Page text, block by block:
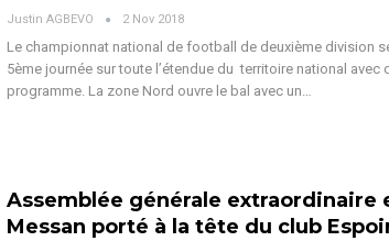
Justin AGBEVO 2 Nov 2018
Le championnat national de football de deuxième division
5ème journée sur toute l’étendue du territoire national
programme. La zone Nord ouvre le bal avec un…
Assemblée générale extraordinaire
Messan porté à la tête du club